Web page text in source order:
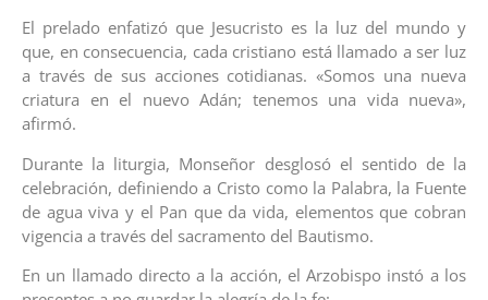
El prelado enfatizó que Jesucristo es la luz del mundo y
que, en consecuencia, cada cristiano está llamado a ser luz
a través de sus acciones cotidianas. «Somos una nueva
criatura en el nuevo Adán; tenemos una vida nueva»,
afirmó.
Durante la liturgia, Monseñor desglosó el sentido de la
celebración, definiendo a Cristo como la Palabra, la Fuente
de agua viva y el Pan que da vida, elementos que cobran
vigencia a través del sacramento del Bautismo.
En un llamado directo a la acción, el Arzobispo instó a los